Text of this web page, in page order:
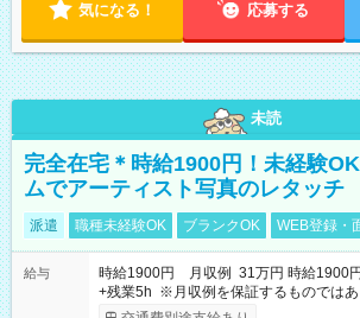
気になる！ 応募する
未読
完全在宅＊時給1900円！未経験
ムでアーティスト写真のレタッチ
派遣 職種未経験OK ブランクOK WEB登録・
給与
時給1900円 月収例 31万円 時給1900
+残業5h ※月収例を保証するものでは
取りサービス利用可（利用条件有）